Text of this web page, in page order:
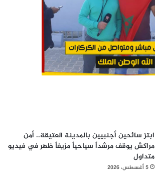
ابتز سائحين أجنبيين بالمدينة العتيقة.. أمن
مراكش يوقف مرشداً سياحياً مزيفاً ظهر في فيديو
متداول
5 أغسطس، 2026